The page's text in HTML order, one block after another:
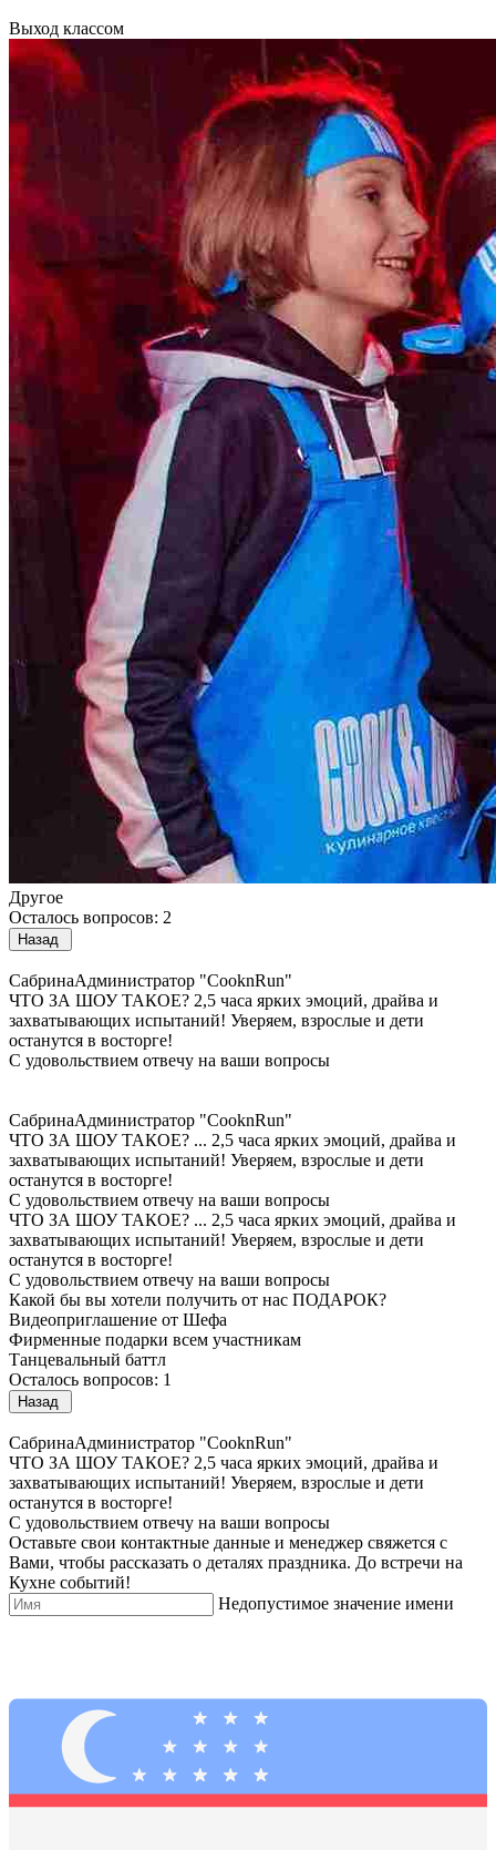
Выход классом
Другое
Осталось вопросов: 2
Назад
СабринаАдминистратор "CooknRun"
ЧТО ЗА ШОУ ТАКОЕ? 2,5 часа ярких эмоций, драйва и
захватывающих испытаний! Уверяем, взрослые и дети
останутся в восторге!
С удовольствием отвечу на ваши вопросы
СабринаАдминистратор "CooknRun"
ЧТО ЗА ШОУ ТАКОЕ? ... 2,5 часа ярких эмоций, драйва и
захватывающих испытаний! Уверяем, взрослые и дети
останутся в восторге!
С удовольствием отвечу на ваши вопросы
ЧТО ЗА ШОУ ТАКОЕ? ... 2,5 часа ярких эмоций, драйва и
захватывающих испытаний! Уверяем, взрослые и дети
останутся в восторге!
С удовольствием отвечу на ваши вопросы
Какой бы вы хотели получить от нас ПОДАРОК?
Видеоприглашение от Шефа
Фирменные подарки всем участникам
Танцевальный баттл
Осталось вопросов: 1
Назад
СабринаАдминистратор "CooknRun"
ЧТО ЗА ШОУ ТАКОЕ? 2,5 часа ярких эмоций, драйва и
захватывающих испытаний! Уверяем, взрослые и дети
останутся в восторге!
С удовольствием отвечу на ваши вопросы
Оставьте свои контактные данные и менеджер свяжется с
Вами, чтобы рассказать о деталях праздника. До встречи на
Кухне событий!
Недопустимое значение имени